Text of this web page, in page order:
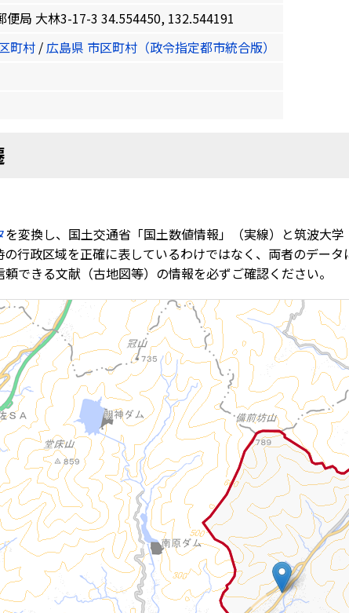
便局 大林3-17-3 34.554450, 132.544191
町村 /広島県 市区町村（政令指定都市統合版）
を変換し、国土交通省「国土数値情報」（実線）と筑波大
行政区域を正確に表しているわけではなく、両者のデー
できる文献（古地図等）の情報を必ずご確認ください。